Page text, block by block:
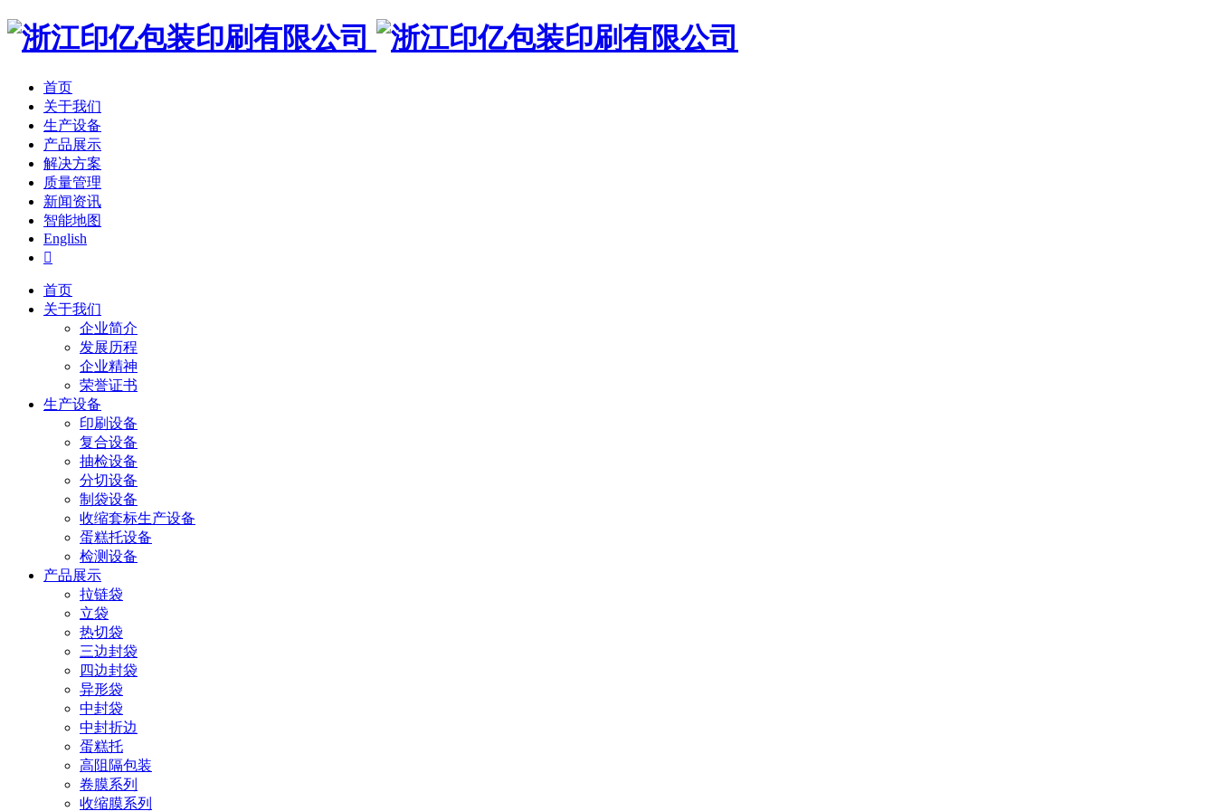
首页
关于我们
生产设备
产品展示
解决方案
质量管理
新闻资讯
智能地图
English

首页
关于我们
企业简介
发展历程
企业精神
荣誉证书
生产设备
印刷设备
复合设备
抽检设备
分切设备
制袋设备
收缩套标生产设备
蛋糕托设备
检测设备
产品展示
拉链袋
立袋
热切袋
三边封袋
四边封袋
异形袋
中封袋
中封折边
蛋糕托
高阻隔包装
卷膜系列
收缩膜系列